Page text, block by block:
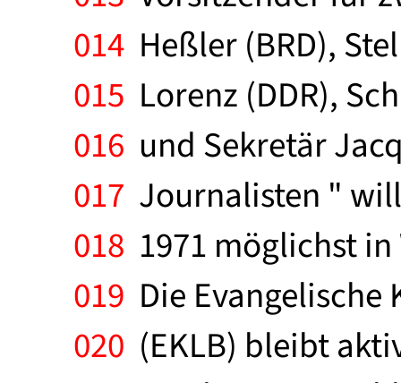
014 Heßler (BRD),
015 Lorenz (DDR),
016 und Sekretär
017 Journalisten "
018 1971 möglichst
019 Die
020 (EKLB) bleibt